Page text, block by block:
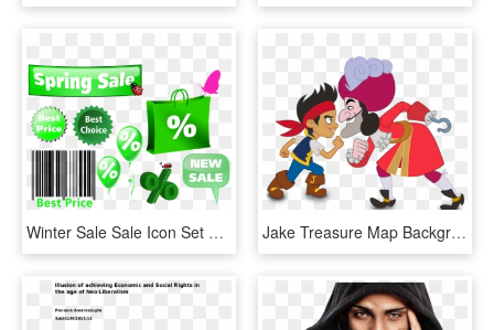
Winter Sale Sale Icon Set Wsv Spring Sale - Politicas De Precio Y Factores Que Lo Determinan, HD Png Download Jake Treasure Map Background - Jake Y Los Piratas Garfio, HD Png Download